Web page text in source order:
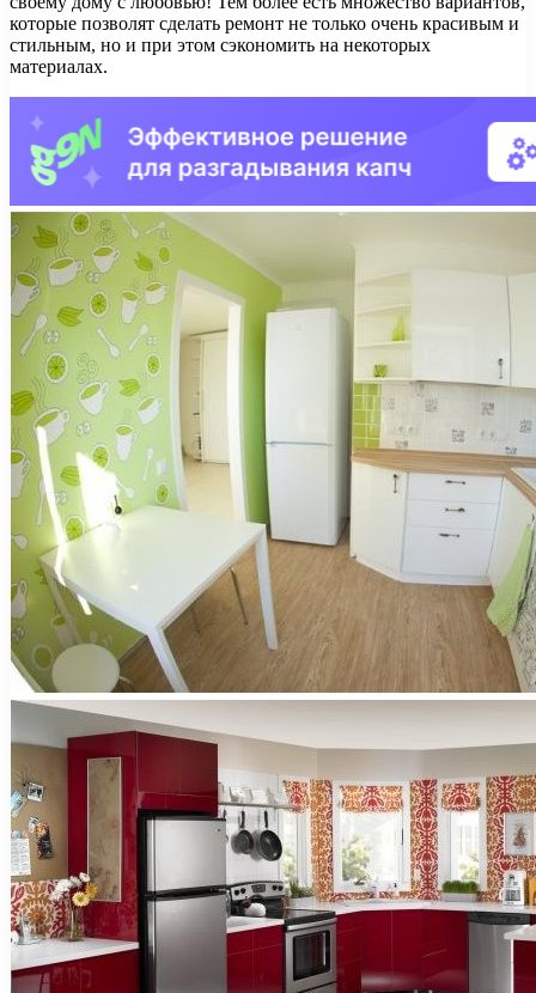
которые позволят сделать ремонт не только очень красивым и
стильным, но и при этом сэкономить на некоторых
материалах.